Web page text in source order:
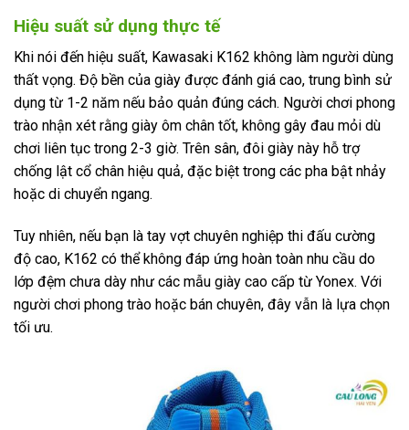
Hiệu suất sử dụng thực tế
Khi nói đến hiệu suất, Kawasaki K162 không làm người dùng
thất vọng. Độ bền của giày được đánh giá cao, trung bình sử
dụng từ 1-2 năm nếu bảo quản đúng cách. Người chơi phong
trào nhận xét rằng giày ôm chân tốt, không gây đau mỏi dù
chơi liên tục trong 2-3 giờ. Trên sân, đôi giày này hỗ trợ
chống lật cổ chân hiệu quả, đặc biệt trong các pha bật nhảy
hoặc di chuyển ngang.
Tuy nhiên, nếu bạn là tay vợt chuyên nghiệp thi đấu cường
độ cao, K162 có thể không đáp ứng hoàn toàn nhu cầu do
lớp đệm chưa dày như các mẫu giày cao cấp từ Yonex. Với
người chơi phong trào hoặc bán chuyên, đây vẫn là lựa chọn
tối ưu.